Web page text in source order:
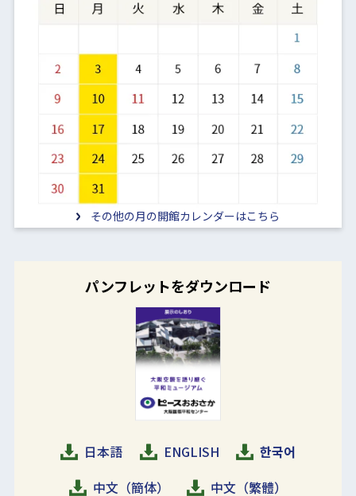
その他の月の開館カレンダーはこちら
パンフレットをダウンロード
日本語 ENGLISH
한국어
中文（簡体）
中文（繁體）